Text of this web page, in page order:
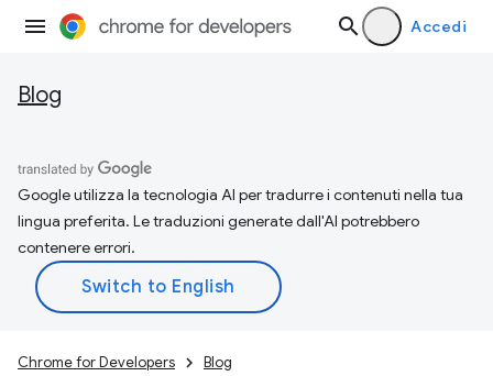
Accedi
Blog
Google utilizza la tecnologia AI per tradurre i contenuti nella tua
lingua preferita. Le traduzioni generate dall'AI potrebbero
contenere errori.
Chrome for Developers Blog